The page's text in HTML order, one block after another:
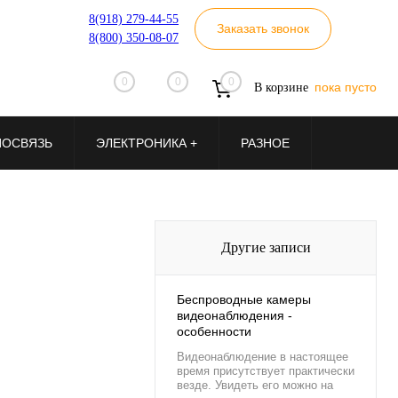
8(918) 279-44-55
8(800) 350-08-07
Заказать звонок
0 0 0 В корзине пока пусто
ЭЛЕКТРОНИКА + РАЗНОЕ
Другие записи
Беспроводные камеры
видеонаблюдения -
особенности
Видеонаблюдение в настоящее
время присутствует практически
везде. Увидеть его можно на